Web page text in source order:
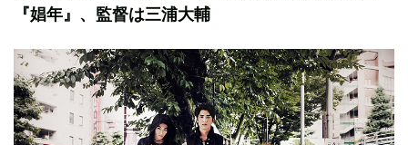
『娼年』、監督は三浦大輔